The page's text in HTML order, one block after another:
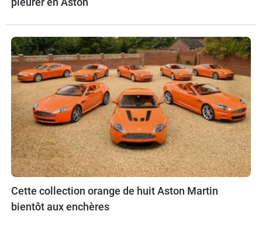
Cette collection orange de huit Aston Martin
bientôt aux enchères